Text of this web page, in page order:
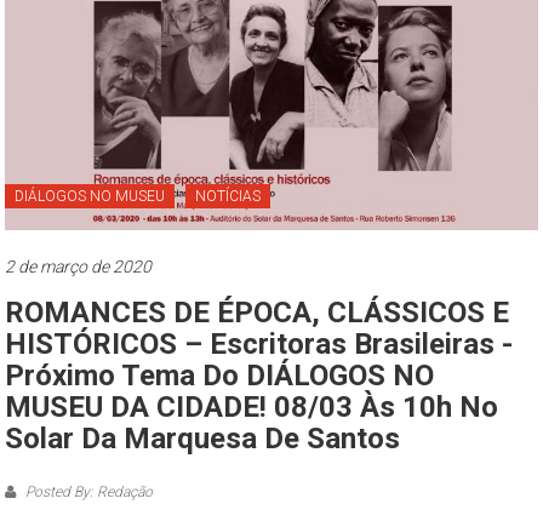
Cidade
Paulo
da
Cidade
de
São
Paulo
–
complexo
cultural
DIÁLOGOS NO MUSEU NOTÍCIAS
2 de março de 2020
ROMANCES DE ÉPOCA, CLÁSSICOS E
HISTÓRICOS – Escritoras Brasileiras -
Próximo Tema Do DIÁLOGOS NO
MUSEU DA CIDADE! 08/03 Às 10h No
Solar Da Marquesa De Santos
Posted By: Redação